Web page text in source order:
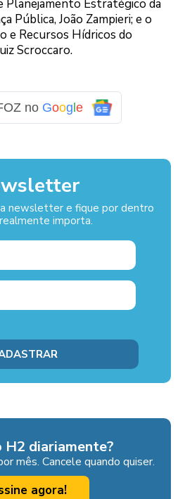
Planejamento Estratégico da
Pública, João Zampieri; e o
e Recursos Hídricos do
Scroccaro.
no Goog e
newsletter e fique por dentro
importa.
H2 diariamente?
mês. Cancele quando quiser.
agora!